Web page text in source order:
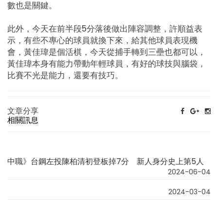
數也是關鍵。
此外，今天在前半段5分落後做出陣容調整，許順益表
示，有些不專心的球員就換下來，給其他球員表現機
會，黃佳瑋是個活棋，今天從捕手轉到三壘也都可以，
黃佳瑋本身有能力帶動年輕球員，有好的球技與腦袋，
比賽不光是能力，還要有技巧。
文章分享
相關訊息
中職》台鋼左投陳柏清初登板掉7分 新人身分史上第5人
2024-06-04
2024-03-04